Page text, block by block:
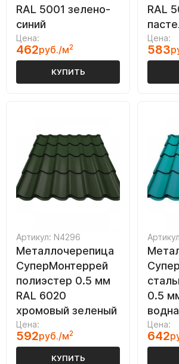
RAL 5001 зелено-
синий
Цена:
462руб./м2
КУПИТЬ
RAL
Цена:
583
Артикул: N4296
Металлочерепица
СуперМонтеррей
полиэстер 0.5 мм
RAL 6020
хромовый зеленый
Цена:
592руб./м2
КУПИТЬ
0.5
Цена:
642